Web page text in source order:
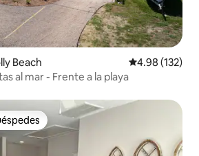
Beach Calificación
4.98 (132)
al mar - Frente a la playa
preferido